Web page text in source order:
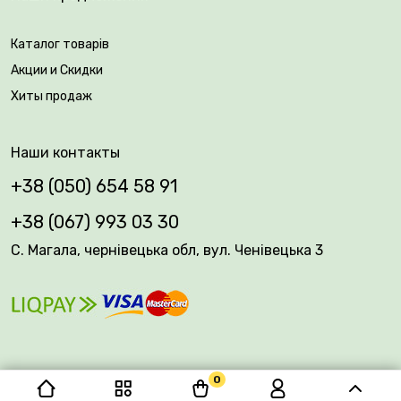
0
Каталог товарів
Акции и Скидки
Хиты продаж
Наши контакты
+38 (050) 654 58 91
+38 (067) 993 03 30
С. Магала, чернівецька обл, вул. Ченівецька 3
© 2026 Plantsvovk.com.ua